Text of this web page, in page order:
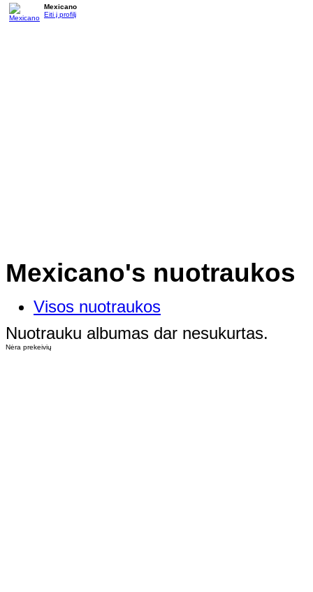
Mexicano
Eiti į profilį
Mexicano's nuotraukos
Visos nuotraukos
Nuotrauku albumas dar nesukurtas.
Nėra prekeivių